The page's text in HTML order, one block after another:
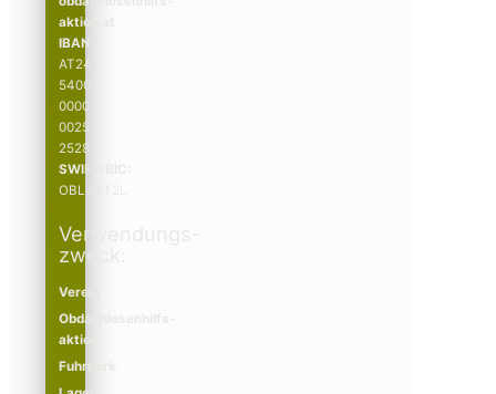
aktion.at
IBAN:
AT24
5400
0000
0025
2528
SWIFT/BIC:
OBLAAT2L
Verwendungs­­
zweck:
Verein
Obdachlosenhilfs­­
aktion
Fuhrpark